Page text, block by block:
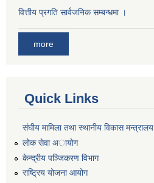
वित्तीय प्रगति सार्वजनिक सम्बन्धमा ।
more
Quick Links
संघीय मामिला तथा स्थानीय विकास मन्त्रालय
लोक सेवा अायाेग
केन्द्रीय पञ्जिकरण विभाग
राष्ट्रिय योजना आयोग